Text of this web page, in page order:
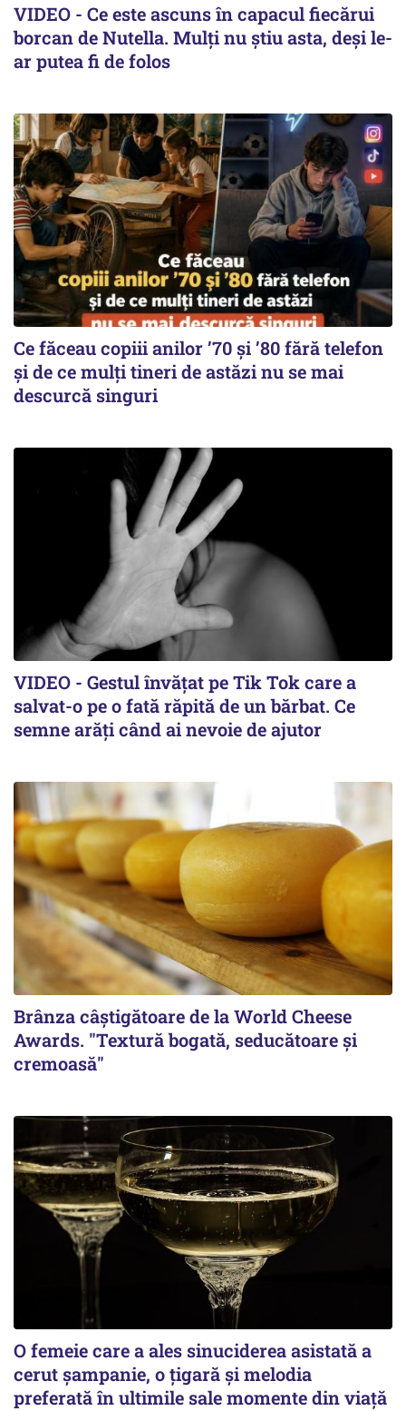
VIDEO - Ce este ascuns în capacul fiecărui
borcan de Nutella. Mulți nu știu asta, deși le-
ar putea fi de folos
Ce făceau copiii anilor ’70 și ’80 fără telefon
și de ce mulți tineri de astăzi nu se mai
descurcă singuri
VIDEO - Gestul învățat pe Tik Tok care a
salvat-o pe o fată răpită de un bărbat. Ce
semne arăți când ai nevoie de ajutor
Brânza câștigătoare de la World Cheese
Awards. "Textură bogată, seducătoare și
cremoasă"
O femeie care a ales sinuciderea asistată a
cerut șampanie, o țigară și melodia
preferată în ultimile sale momente din viață